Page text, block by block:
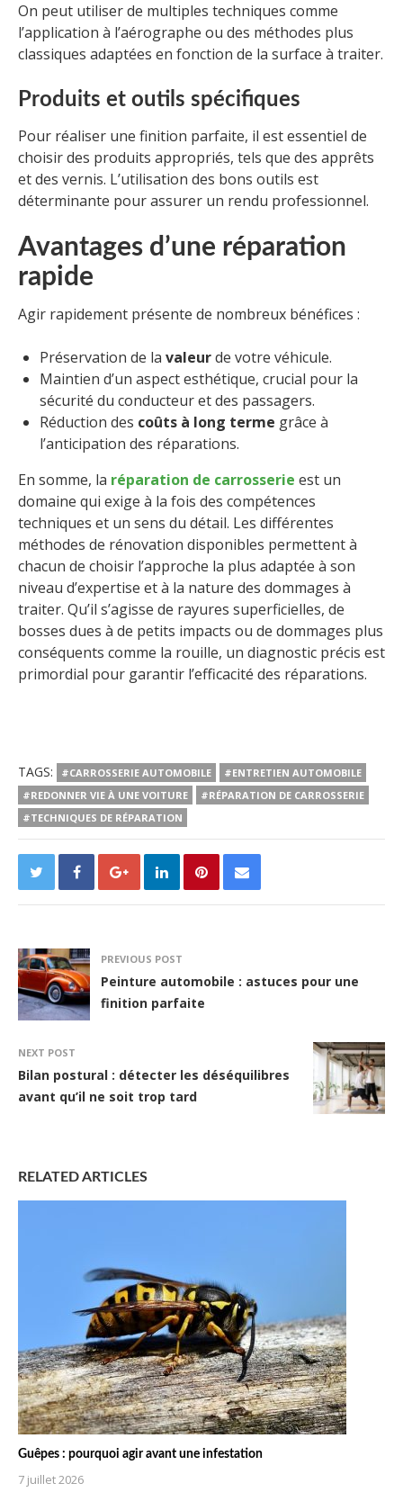
On peut utiliser de multiples techniques comme
l’application à l’aérographe ou des méthodes plus
classiques adaptées en fonction de la surface à traiter.
Produits et outils spécifiques
Pour réaliser une finition parfaite, il est essentiel de
choisir des produits appropriés, tels que des apprêts
et des vernis. L’utilisation des bons outils est
déterminante pour assurer un rendu professionnel.
Avantages d’une réparation
rapide
Agir rapidement présente de nombreux bénéfices :
Préservation de la valeurde votre véhicule.
Maintien d’un aspect esthétique, crucial pour la
sécurité du conducteur et des passagers.
Réduction des coûts à long terme grâce à
l’anticipation des réparations.
En somme, la réparation de carrosserie est un
domaine qui exige à la fois des compétences
techniques et un sens du détail. Les différentes
méthodes de rénovation disponibles permettent à
chacun de choisir l’approche la plus adaptée à son
niveau d’expertise et à la nature des dommages à
traiter. Qu’il s’agisse de rayures superficielles, de
bosses dues à de petits impacts ou de dommages plus
conséquents comme la rouille, un diagnostic précis est
primordial pour garantir l’efficacité des réparations.
TAGS: #CARROSSERIE AUTOMOBILE
#ENTRETIEN AUTOMOBILE
#REDONNER VIE À UNE VOITURE
#RÉPARATION DE CARROSSERIE
#TECHNIQUES DE RÉPARATION
PREVIOUS POST
Peinture automobile : astuces pour une
finition parfaite
NEXT POST
Bilan postural : détecter les déséquilibres
avant qu’il ne soit trop tard
RELATED ARTICLES
Guêpes : pourquoi agir avant une infestation
7 juillet 2026